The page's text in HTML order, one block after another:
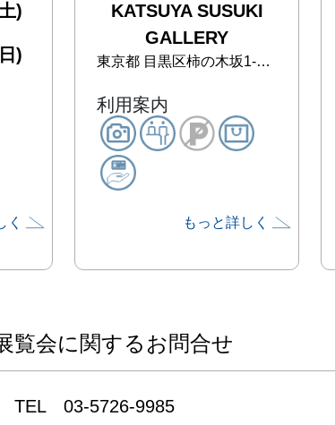
)
)
く
KATSUYA SUSUKI
GALLERY
東京都 目黒区柿の木坂1-32-17
利用案内
もっと詳しく
覧会に関するお問合せ
TEL　03-5726-9985